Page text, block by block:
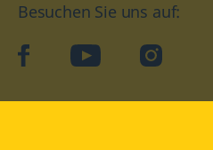
Besuchen Sie uns auf:
facebookYouTube Instagram